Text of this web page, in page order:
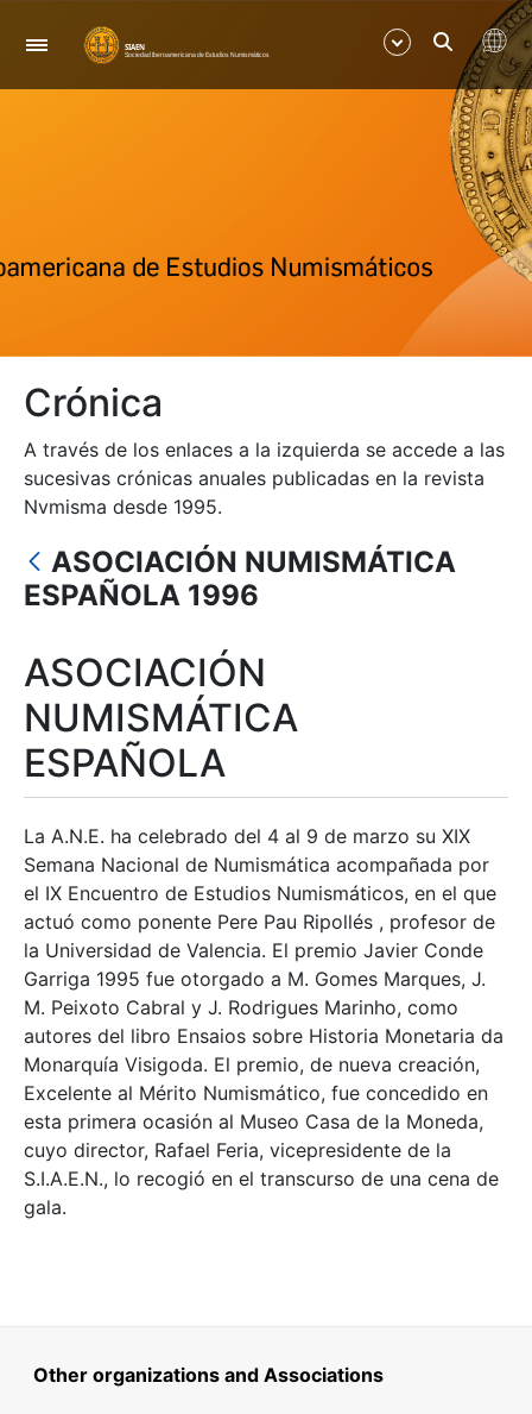
Navigation
Show/Hide
Show/Hide
Show/Hide
Crónica
A través de los enlaces a la izquierda se accede a las
sucesivas crónicas anuales publicadas en la revista
Nvmisma desde 1995.
ASOCIACIÓN NUMISMÁTICA
ESPAÑOLA 1996
ASOCIACIÓN
NUMISMÁTICA
ESPAÑOLA
La A.N.E. ha celebrado del 4 al 9 de marzo su XIX
Semana Nacional de Numismática acompañada por
el IX Encuentro de Estudios Numismáticos, en el que
actuó como ponente Pere Pau Ripollés , profesor de
la Universidad de Valencia. El premio Javier Conde
Garriga 1995 fue otorgado a M. Gomes Marques, J.
M. Peixoto Cabral y J. Rodrigues Marinho, como
autores del libro Ensaios sobre Historia Monetaria da
Monarquía Visigoda. El premio, de nueva creación,
Excelente al Mérito Numismático, fue concedido en
esta primera ocasión al Museo Casa de la Moneda,
cuyo director, Rafael Feria, vicepresidente de la
S.I.A.E.N., lo recogió en el transcurso de una cena de
gala.
Other organizations and Associations